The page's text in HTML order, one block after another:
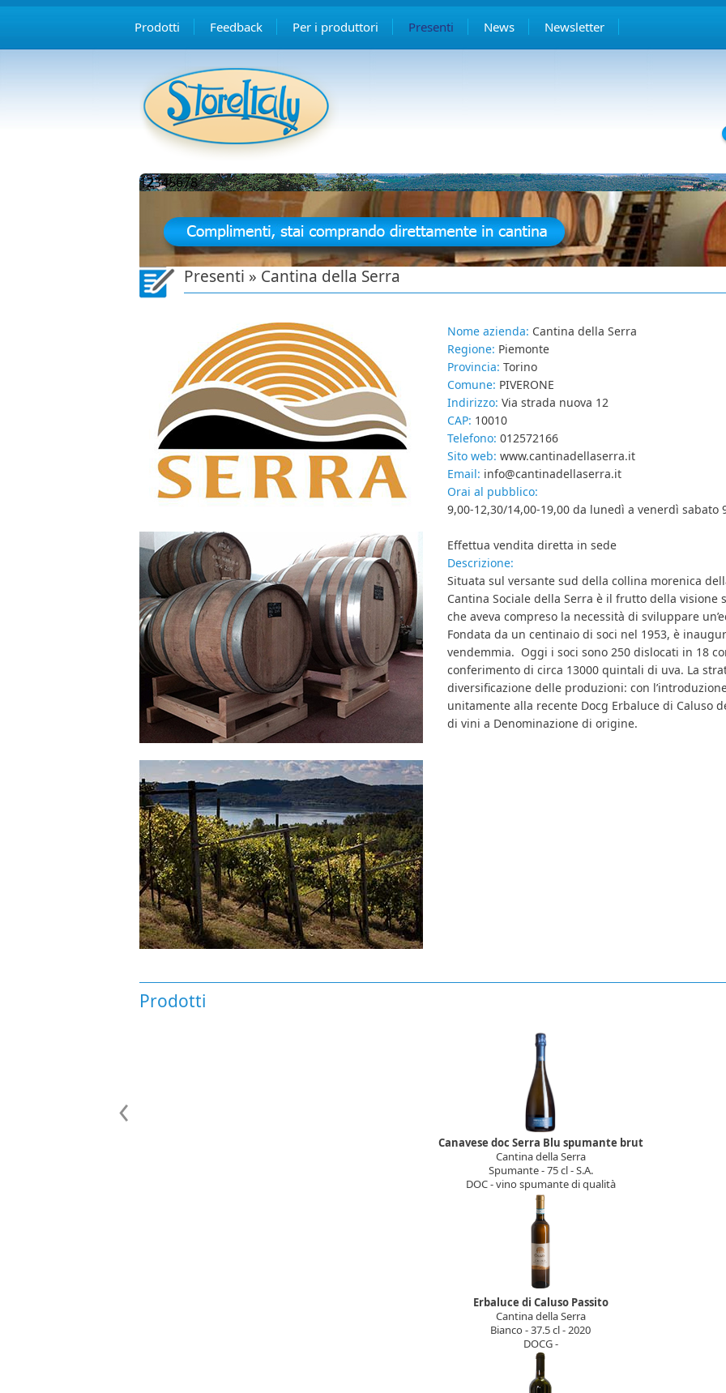
Prodotti Feedback Per i produttori Presenti News Newsletter
12345678
Presenti » Cantina della Serra
Nome azienda: Cantina della Serra
Regione: Piemonte
Provincia: Torino
Comune: PIVERONE
Indirizzo: Via strada nuova 12
CAP: 10010
Telefono: 012572166
Sito web: www.cantinadellaserra.it
Email: info@cantinadellaserra.it
Orai al pubblico:
9,00-12,30/14,00-19,00 da lunedì a venerdì sabato
Effettua vendita diretta in sede
Descrizione:
Situata sul versante sud della collina morenica
Cantina Sociale della Serra è il frutto della visione
che aveva compreso la necessità di sviluppare
Fondata da un centinaio di soci nel 1953, è
vendemmia. Oggi i soci sono 250 dislocati in 18
conferimento di circa 13000 quintali di uva. La
diversificazione delle produzioni: con
unitamente alla recente Docg Erbaluce di Caluso
di vini a Denominazione di origine.
Prodotti
Canavese doc Serra Blu spumante brut
Cantina della Serra
Spumante - 75 cl - S.A.
DOC - vino spumante di qualità
Erbaluce di Caluso Passito
Cantina della Serra
Bianco - 37.5 cl - 2020
DOCG -